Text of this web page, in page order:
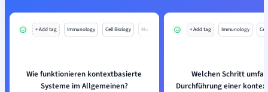
+ Add tag Immunology Cell Biology Mo
Wie funktionieren kontextbasierte
Systeme im Allgemeinen?
+ Add tag Immunology
Welchen Schritt
Durchführung einer